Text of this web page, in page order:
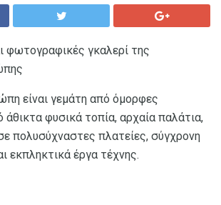
φωτογραφικές γκαλερί της
είναι γεμάτη από όμορφες
φυσικά τοπία, αρχαία παλάτια,
πολυσύχναστες πλατείες, σύγχρονη
εκπληκτικά έργα τέχνης.